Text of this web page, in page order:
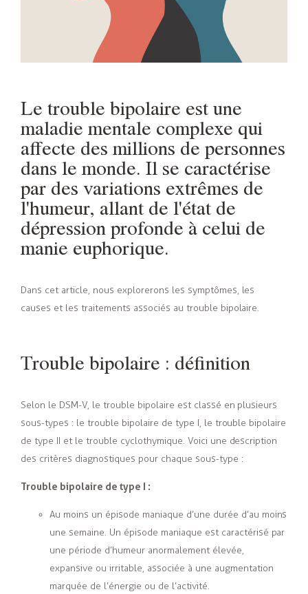
Le trouble bipolaire est une
maladie mentale complexe qui
affecte des millions de personnes
dans le monde. Il se caractérise
par des variations extrêmes de
l'humeur, allant de l'état de
dépression profonde à celui de
manie euphorique.
Dans cet article, nous explorerons les symptômes, les
causes et les traitements associés au trouble bipolaire.
Trouble bipolaire : définition
Selon le DSM-V, le trouble bipolaire est classé en plusieurs
sous-types : le trouble bipolaire de type I, le trouble bipolaire
de type II et le trouble cyclothymique. Voici une description
des critères diagnostiques pour chaque sous-type :
Trouble bipolaire de type I :
Au moins un épisode maniaque d’une durée d’au moins
une semaine. Un épisode maniaque est caractérisé par
une période d’humeur anormalement élevée,
expansive ou irritable, associée à une augmentation
marquée de l’énergie ou de l’activité.